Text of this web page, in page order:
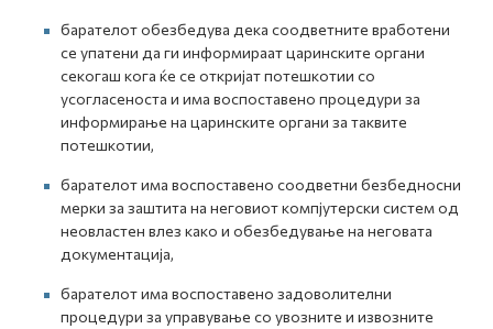
барателот обезбедува дека соодветните вработени
се упатени да ги информираат царинските органи
секогаш кога ќе се откријат потешкотии со
усогласеноста и има воспоставено процедури за
информирање на царинските органи за таквите
потешкотии,
барателот има воспоставено соодветни безбедносни
мерки за заштита на неговиот компјутерски систем од
неовластен влез како и обезбедување на неговата
документација,
барателот има воспоставено задоволителни
процедури за управување со увозните и извозните